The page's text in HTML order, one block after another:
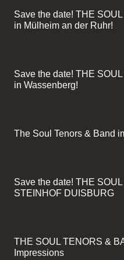
Save the date! THE
in Mülheim an der Ruhr!
Save the date! THE
in Wassenberg!
The Soul Tenors & Band
Save the date! THE
STEINHOF DUISBURG
THE SOUL TENORS &
Impressions